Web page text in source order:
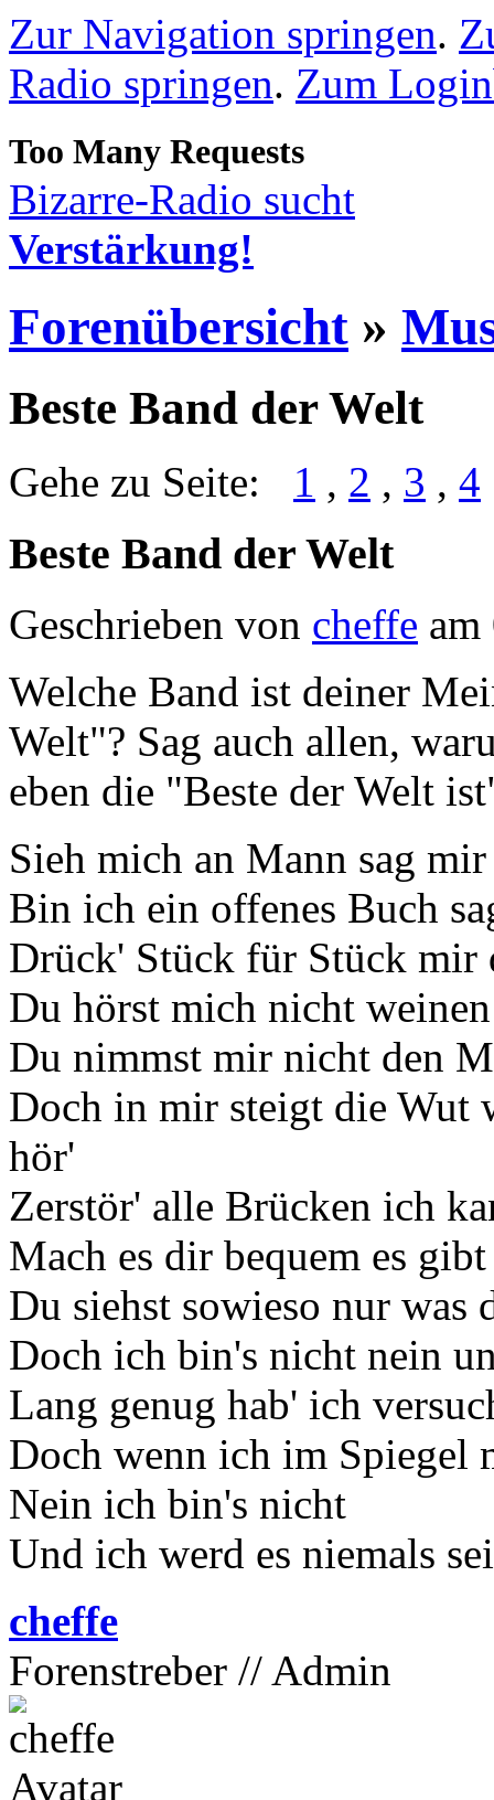
Zur Navigation springen.
Radio springen. Zum
Bizarre-Radio sucht
Verstärkung!
Forenübersicht »
Beste Band der Welt
Gehe zu Seite: 1 , 2 , 3 , 4
Beste Band der Welt
Geschrieben von cheffe
Welche Band ist deiner
Welt"? Sag auch allen,
eben die "Beste der Welt
Sieh mich an Mann sag
Bin ich ein offenes Buch
Drück' Stück für Stück mir
Du hörst mich nicht
Du nimmst mir nicht den
Doch in mir steigt die Wut
hör'
Zerstör' alle Brücken ich
Mach es dir bequem es
Du siehst sowieso nur
Doch ich bin's nicht nein
Lang genug hab' ich
Doch wenn ich im Spiegel
Nein ich bin's nicht
Und ich werd es niemals
cheffe
Forenstreber // Admin